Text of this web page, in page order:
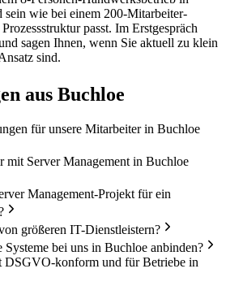
sein wie bei einem 200-Mitarbeiter-
passt. Im Erstgespräch
sagen Ihnen, wenn Sie aktuell zu klein
sind.
aus Buchloe
für unsere Mitarbeiter in Buchloe
mit Server Management in Buchloe
Management-Projekt für ein
größeren IT-Dienstleistern?
Systeme bei uns in Buchloe anbinden?
DSGVO-konform und für Betriebe in